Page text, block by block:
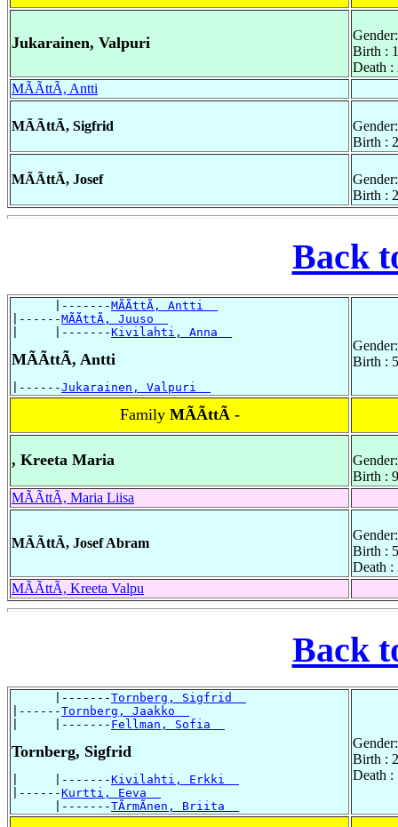
Jukarainen, Valpuri
Birth :
Death :
MÃÃttÃ, Antti
MÃÃttÃ, Sigfrid
Birth :
MÃÃttÃ, Josef
Birth :
Back
      |-------
MÃÃttÃ, Antti
|------MÃÃttÃ, Juuso
|     |-------Kivilahti, Anna
MÃÃttÃ, Antti
|------Jukarainen, Valpuri
Birth :
Family MÃÃttÃ -
, Kreeta Maria
Birth :
MÃÃttÃ, Maria Liisa
MÃÃttÃ, Josef Abram
Birth :
Death
MÃÃttÃ, Kreeta Valpu
Back
      |-------
Tornberg, Sigfrid
|------Tornberg, Jaakko
|     |------- Fellman, Sofia
Tornberg, Sigfrid
|     |-------Kivilahti, Erkki
|------Kurtti, Eeva
      |-------
TÃrmÃnen, Briita
Birth :
Death :